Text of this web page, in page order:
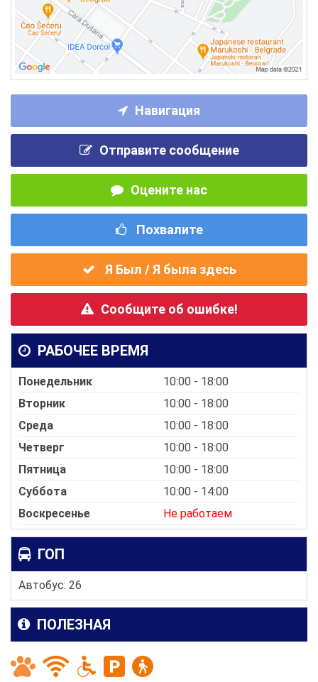
Навигация
Отправите сообщение
Оцените нас
Похвалите
Я Был / Я была здесь
Сообщите об ошибке!
РАБОЧЕЕ ВРЕМЯ
Понедельник
10:00 - 18:00
Вторник
10:00 - 18:00
Среда
10:00 - 18:00
Четверг
10:00 - 18:00
Пятница
10:00 - 18:00
Суббота
10:00 - 14:00
Воскресенье
Не работаем
ГОП
Автобус: 26
ПОЛЕЗНАЯ